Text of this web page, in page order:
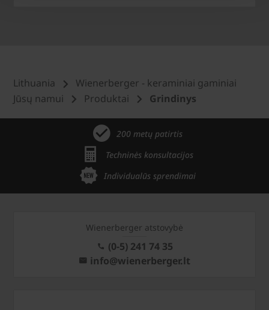
Lithuania
Wienerberger - keraminiai gaminiai
Jūsų namui
Produktai Grindinys
200 metų patirtis
Techninės konsultacijos
Individualūs sprendimai
Wienerberger atstovybė
(0-5) 241 74 35
info@wienerberger.lt